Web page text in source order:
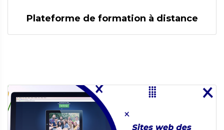
Plateforme de formation à distance